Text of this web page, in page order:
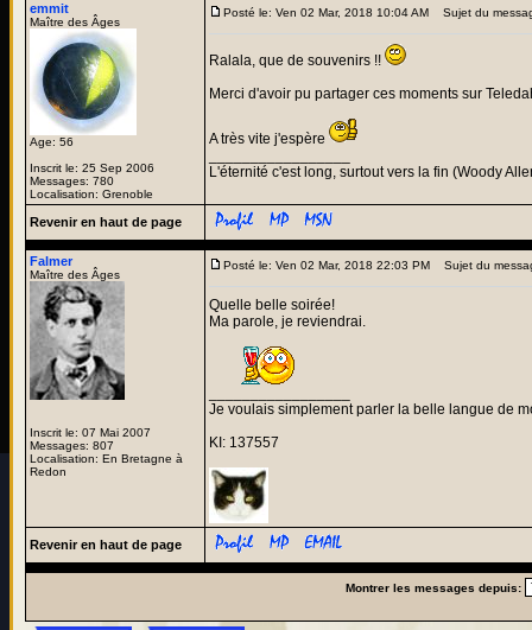
emmit
Maître des Âges
Age: 56
Inscrit le: 25 Sep 2006
Messages: 780
Localisation: Grenoble
Posté le: Ven 02 Mar, 2018 10:04 AM Sujet du
Ralala, que de souvenirs !!
Merci d'avoir pu partager ces moments sur
A très vite j'espère
L'éternité c'est long, surtout vers la fin (Woody
Revenir en haut de page
Falmer
Maître des Âges
Inscrit le: 07 Mai 2007
Messages: 807
Localisation: En Bretagne à
Redon
Posté le: Ven 02 Mar, 2018 22:03 PM Sujet du
Quelle belle soirée!
Ma parole, je reviendrai.
Je voulais simplement parler la belle langue de
KI: 137557
Revenir en haut de page
Montrer les messages depuis: